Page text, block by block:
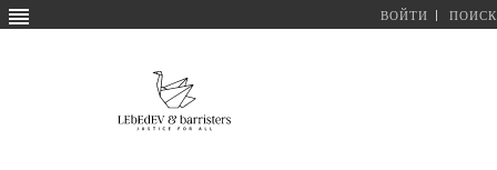
ВОЙТИ ПОИСК